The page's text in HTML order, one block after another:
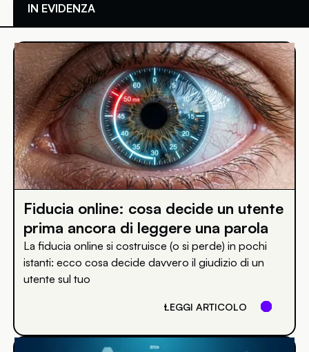
IN EVIDENZA
Fiducia online: cosa decide un utente
prima ancora di leggere una parola
La fiducia online si costruisce (o si perde) in pochi
istanti: ecco cosa decide davvero il giudizio di un
utente sul tuo
LEGGI ARTICOLO